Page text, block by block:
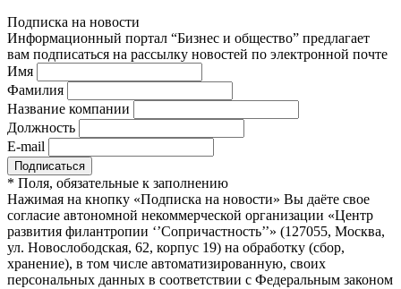
Подписка на новости
Информационный портал “Бизнес и общество” предлагает
вам подписаться на рассылку новостей по электронной почте
Имя
Фамилия
Название компании
Должность
E-mail
* Поля, обязательные к заполнению
Нажимая на кнопку «Подписка на новости» Вы даёте свое
согласие автономной некоммерческой организации «Центр
развития филантропии ‘’Сопричастность’’» (127055, Москва,
ул. Новослободская, 62, корпус 19) на обработку (сбор,
хранение), в том числе автоматизированную, своих
персональных данных в соответствии с Федеральным законом